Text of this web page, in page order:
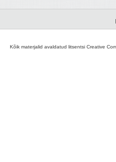
Kõik materjalid avaldatud litsentsi Creative